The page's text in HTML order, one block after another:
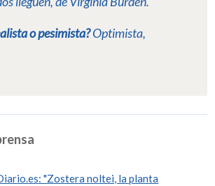
o pesimista?Optimista,
"Zostera noltei, la planta